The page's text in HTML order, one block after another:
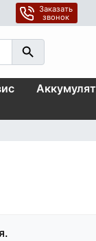
Заказать
звонок